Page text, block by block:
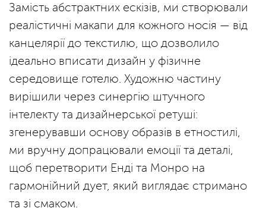
Замість абстрактних ескізів, ми створювали
реалістичні макапи для кожного носія — від
канцелярії до текстилю, що дозволило
ідеально вписати дизайн у фізичне
середовище готелю. Художню частину
вирішили через синергію штучного
інтелекту та дизайнерської ретуші:
згенерувавши основу образів в етностилі,
ми вручну допрацювали емоції та деталі,
щоб перетворити Енді та Монро на
гармонійний дует, який виглядає стримано
та зі смаком.